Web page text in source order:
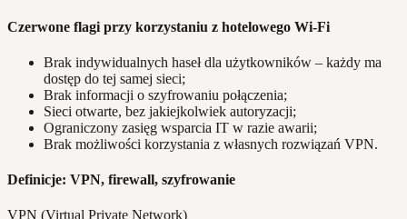
Czerwone flagi przy korzystaniu z hotelowego Wi-Fi
Brak indywidualnych haseł dla użytkowników – każdy ma
dostęp do tej samej sieci;
Brak informacji o szyfrowaniu połączenia;
Sieci otwarte, bez jakiejkolwiek autoryzacji;
Ograniczony zasięg wsparcia IT w razie awarii;
Brak możliwości korzystania z własnych rozwiązań VPN.
Definicje: VPN, firewall, szyfrowanie
VPN (Virtual Private Network)